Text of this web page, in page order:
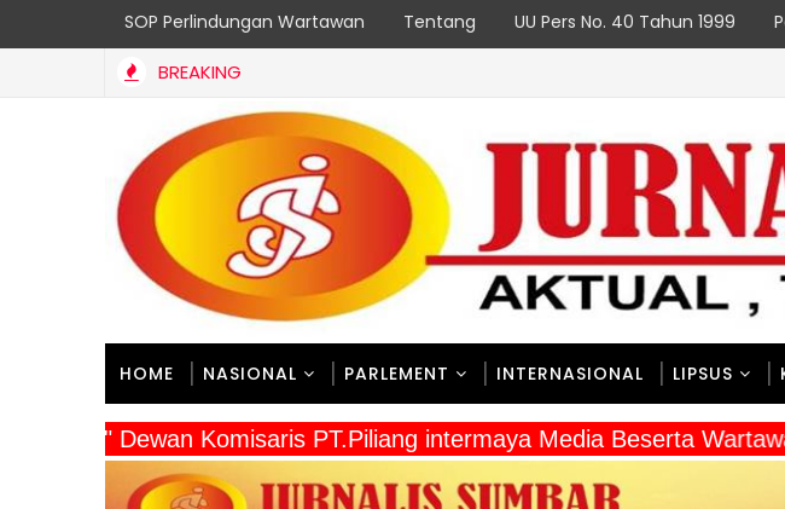
SOP Perlindungan Wartawan Tentang UU Pers No. 40 Tahun 1999
BREAKING
BMCKTR Sumbar untuk 18 Program Strategis Berjalan Sesuai PeRencana
HOME NASIONAL PARLEMENT INTERNASIONAL LIPSUS
" Dewan Komisaris PT.Piliang intermaya Media Beserta